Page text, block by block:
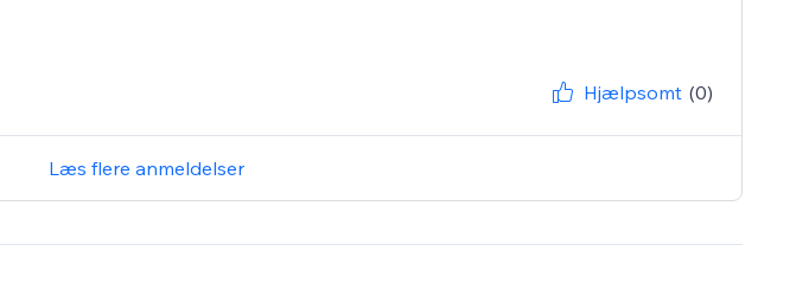
Hjælpsomt (0)
Læs flere anmeldelser